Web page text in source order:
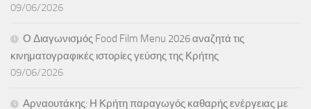
09/06/2026
Ο Διαγωνισμός Food Film Menu 2026 αναζητά τις
κινηματογραφικές ιστορίες γεύσης της Κρήτης
09/06/2026
Αρναουτάκης: Η Κρήτη παραγωγός καθαρής ενέργειας με